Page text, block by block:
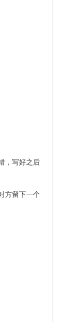
，写好之后
方留下一个